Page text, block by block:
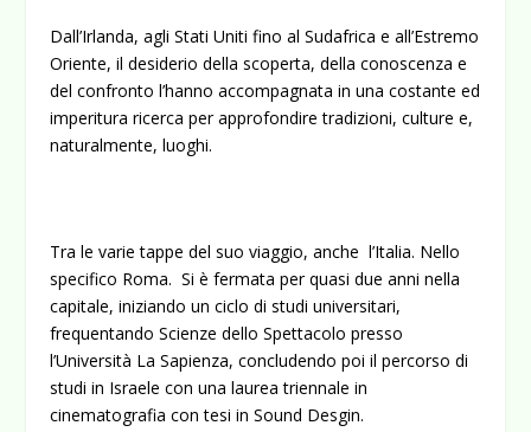
Dall’Irlanda, agli Stati Uniti fino al Sudafrica e all’Estremo
Oriente, il desiderio della scoperta, della conoscenza e
del confronto l’hanno accompagnata in una costante ed
imperitura ricerca per approfondire tradizioni, culture e,
naturalmente, luoghi.
Tra le varie tappe del suo viaggio, anche l’Italia. Nello
specifico Roma. Si è fermata per quasi due anni nella
capitale, iniziando un ciclo di studi universitari,
frequentando Scienze dello Spettacolo presso
l’Università La Sapienza, concludendo poi il percorso di
studi in Israele con una laurea triennale in
cinematografia con tesi in Sound Desgin.